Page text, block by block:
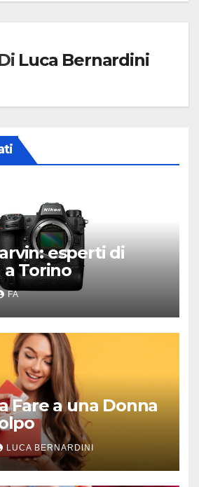
Luca Bernardini
esperti di
Torino
FA
Fare a una Donna
LUCA BERNARDINI